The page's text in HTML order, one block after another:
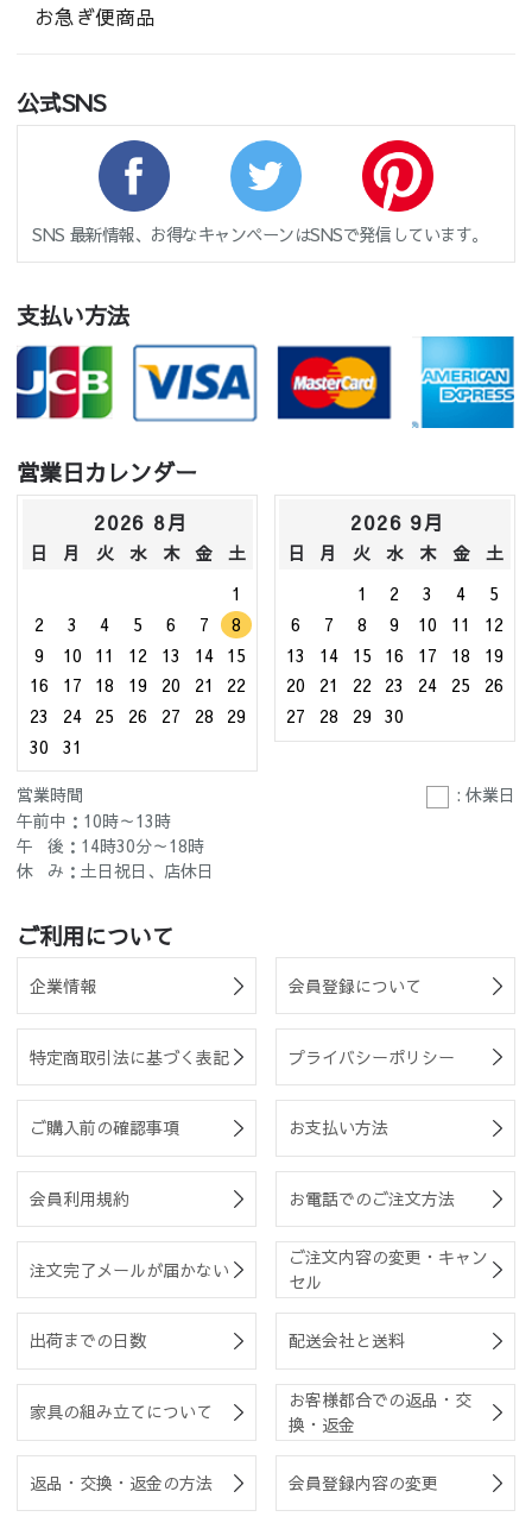
お急ぎ便商品
公式SNS
SNS 最新情報、お得なキャンペーンはSNSで発信しています。
支払い方法
営業日カレンダー
2026 8月
日 月 火 水 木 金
土
1
2
3 4 5 6 7
8
9
10 11 12 13 14
15
16
17 18 19 20 21
22
23
24 25 26 27 28
29
30
31
2026 9月
日 月 火 水 木 金
土
1
2 3 4
5
6
7 8 9 10 11
12
13
14 15 16 17 18
19
20
21 22 23 24 25
26
27
28 29 30
営業時間
: 休業日
午前中：10時～13時
午 後：14時30分～18時
休 み：土日祝日、店休日
ご利用について
企業情報 会員登録について
特定商取引法に基づく表記 プライバシーポリシー
ご購入前の確認事項 お支払い方法
会員利用規約 お電話でのご注文方法
注文完了メールが届かない
ご注文内容の変更・キャン
セル
出荷までの日数 配送会社と送料
家具の組み立てについて
お客様都合での返品・交
換・返金
返品・交換・返金の方法 会員登録内容の変更